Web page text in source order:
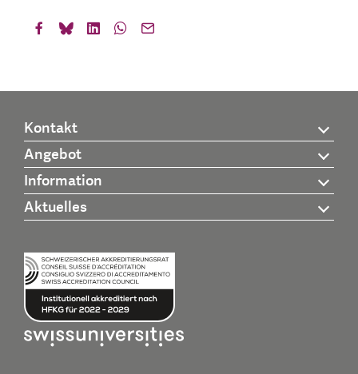
Kontakt
Angebot
Information
Aktuelles